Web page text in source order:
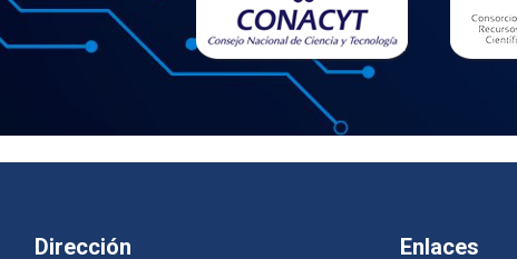
Dirección Enlaces